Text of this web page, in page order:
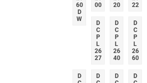
60
D
W
00
20
22
D
C
P
L
26
27
D
C
P
L
26
40
D
C
P
L
26
60
D
D
D
D